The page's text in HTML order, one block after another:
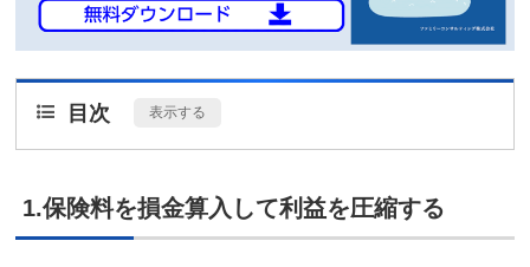
目次 表示する
1.保険料を損金算入して利益を圧縮する